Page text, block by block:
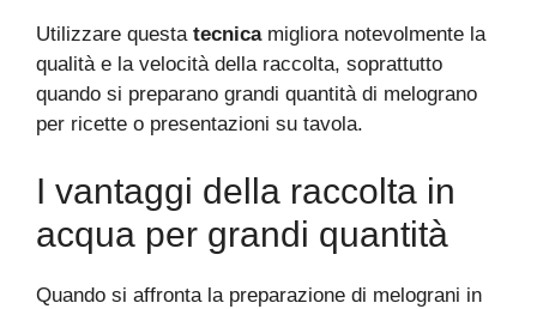
Utilizzare questa tecnicamigliora notevolmente la
qualità e la velocità della raccolta, soprattutto
quando si preparano grandi quantità di melograno
per ricette o presentazioni su tavola.
I vantaggi della raccolta in
acqua per grandi quantità
Quando si affronta la preparazione di melograni in